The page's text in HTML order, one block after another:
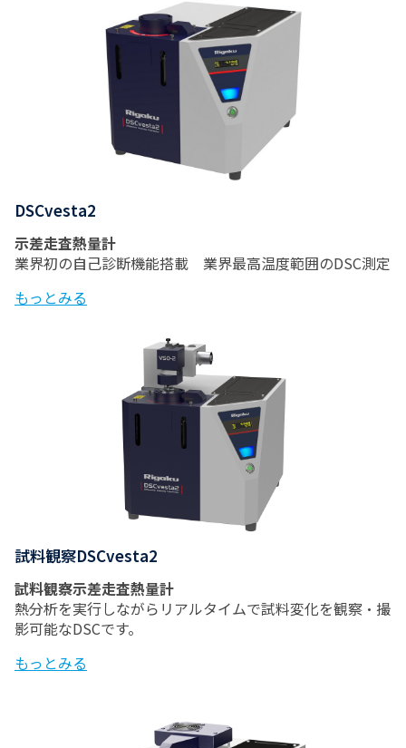
DSCvesta2
示差走査熱量計
業界初の自己診断機能搭載 業界最高温度範囲のDSC測定
もっとみる
試料観察DSCvesta2
試料観察示差走査熱量計
熱分析を実行しながらリアルタイムで試料変化を観察・撮
影可能なDSCです。
もっとみる